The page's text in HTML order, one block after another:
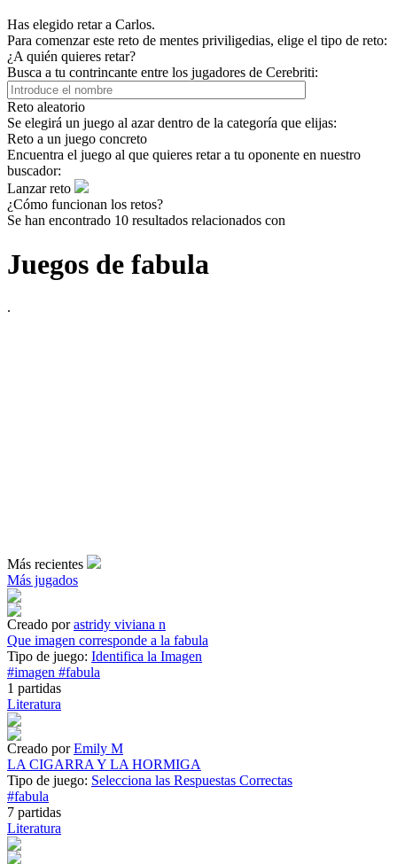
Has elegido retar a Carlos.
Para comenzar este reto de mentes priviligedias, elige el tipo de reto:
¿A quién quieres retar?
Busca a tu contrincante entre los jugadores de Cerebriti:
Reto aleatorio
Se elegirá un juego al azar dentro de la categoría que elijas:
Reto a un juego concreto
Encuentra el juego al que quieres retar a tu oponente en nuestro
buscador:
Lanzar reto
¿Cómo funcionan los retos?
Se han encontrado 10 resultados relacionados con
Juegos de fabula
.
Más recientes
Más jugados
Creado porastridy viviana n
Que imagen corresponde a la fabula
Tipo de juego: Identifica la Imagen
#imagen #fabula
1 partidas
Literatura
Creado porEmily M
LA CIGARRA Y LA HORMIGA
Tipo de juego: Selecciona las Respuestas Correctas
#fabula
7 partidas
Literatura